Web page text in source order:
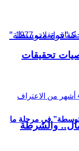
في مرحلة ما
تحقيقات
والشرطة